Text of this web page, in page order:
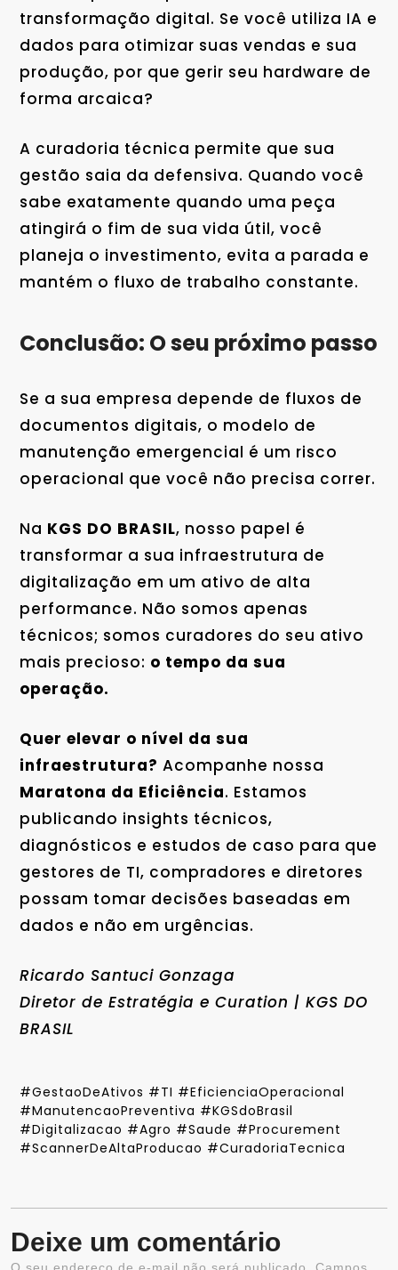
transformação digital. Se você utiliza IA e
dados para otimizar suas vendas e sua
produção, por que gerir seu hardware de
forma arcaica?
A curadoria técnica permite que sua
gestão saia da defensiva. Quando você
sabe exatamente quando uma peça
atingirá o fim de sua vida útil, você
planeja o investimento, evita a parada e
mantém o fluxo de trabalho constante.
Conclusão: O seu próximo passo
Se a sua empresa depende de fluxos de
documentos digitais, o modelo de
manutenção emergencial é um risco
operacional que você não precisa correr.
Na KGS DO BRASIL, nosso papel é
transformar a sua infraestrutura de
digitalização em um ativo de alta
performance. Não somos apenas
técnicos; somos curadores do seu ativo
mais precioso: o tempo da sua
operação.
Quer elevar o nível da sua
infraestrutura? Acompanhe nossa
Maratona da Eficiência. Estamos
publicando insights técnicos,
diagnósticos e estudos de caso para que
gestores de TI, compradores e diretores
possam tomar decisões baseadas em
dados e não em urgências.
Ricardo Santuci Gonzaga
Diretor de Estratégia e Curation | KGS DO
BRASIL
#GestaoDeAtivos #TI #EficienciaOperacional
#ManutencaoPreventiva #KGSdoBrasil
#Digitalizacao #Agro #Saude #Procurement
#ScannerDeAltaProducao #CuradoriaTecnica
Deixe um comentário